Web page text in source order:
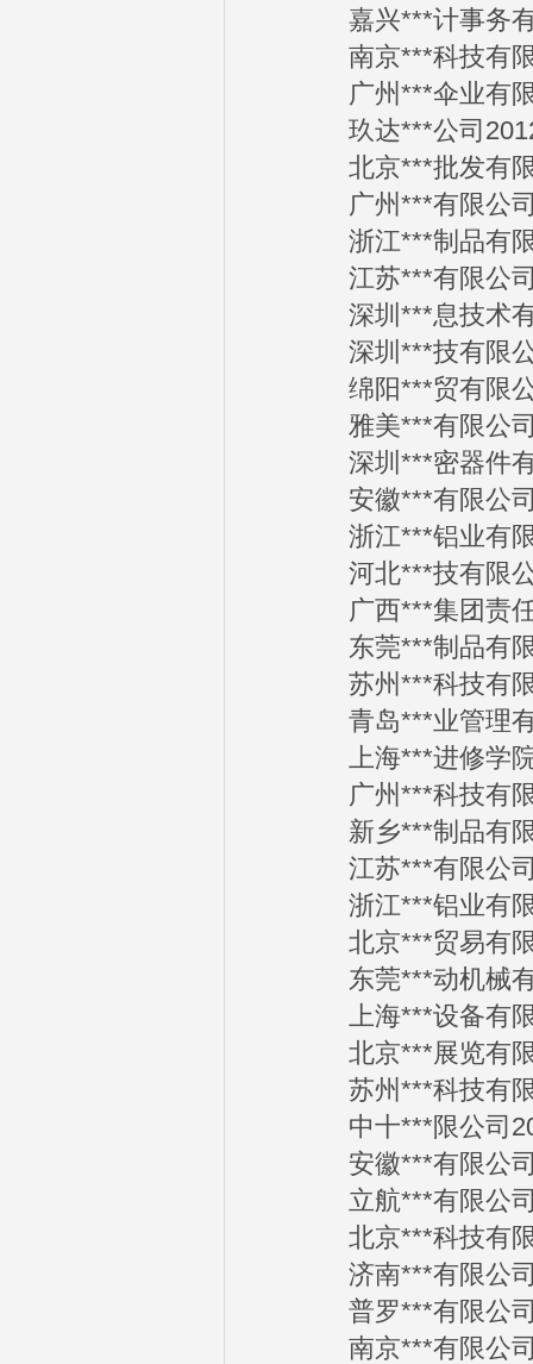
嘉兴***计事务有
南京***科技有限
广州***伞业有限
玖达***公司
北京***批发有限
广州***有限公司
浙江***制品有限
江苏***有限公司
深圳***息技术有
深圳***技有限公
绵阳***贸有限公
雅美***有限公司
深圳***密器件有
安徽***有限公司
浙江***铝业有限
河北***技有限公
广西***集团责任
东莞***制品有限
苏州***科技有限
青岛***业管理有
上海***进修学院
广州***科技有限
新乡***制品有限
江苏***有限公司
浙江***铝业有限
北京***贸易有限
东莞***动机械有
上海***设备有限
北京***展览有限
苏州***科技有限
中十***限公司
安徽***有限公司
立航***有限公司
北京***科技有限
济南***有限公司
普罗***有限公司
南京***有限公司